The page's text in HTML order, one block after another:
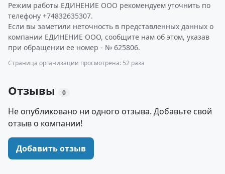
Режим работы ЕДИНЕНИЕ ООО рекомендуем уточнить по
телефону +74832635307.
Если вы заметили неточность в представленных данных о
компании ЕДИНЕНИЕ ООО, сообщите нам об этом, указав
при обращении ее номер - № 625806.
Страница организации просмотрена: 52 раза
Отзывы 0
Не опубликовано ни одного отзыва. Добавьте свой
отзыв о компании!
Добавить отзыв